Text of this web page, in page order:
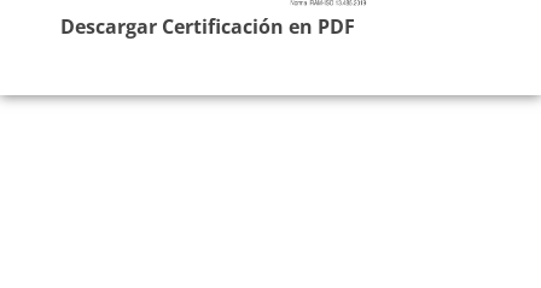
Descargar Certificación en PDF